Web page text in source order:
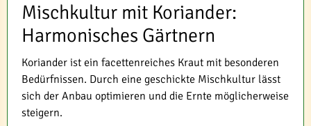
Mischkultur mit Koriander:
Harmonisches Gärtnern
Koriander ist ein facettenreiches Kraut mit besonderen
Bedürfnissen. Durch eine geschickte Mischkultur lässt
sich der Anbau optimieren und die Ernte möglicherweise
steigern.